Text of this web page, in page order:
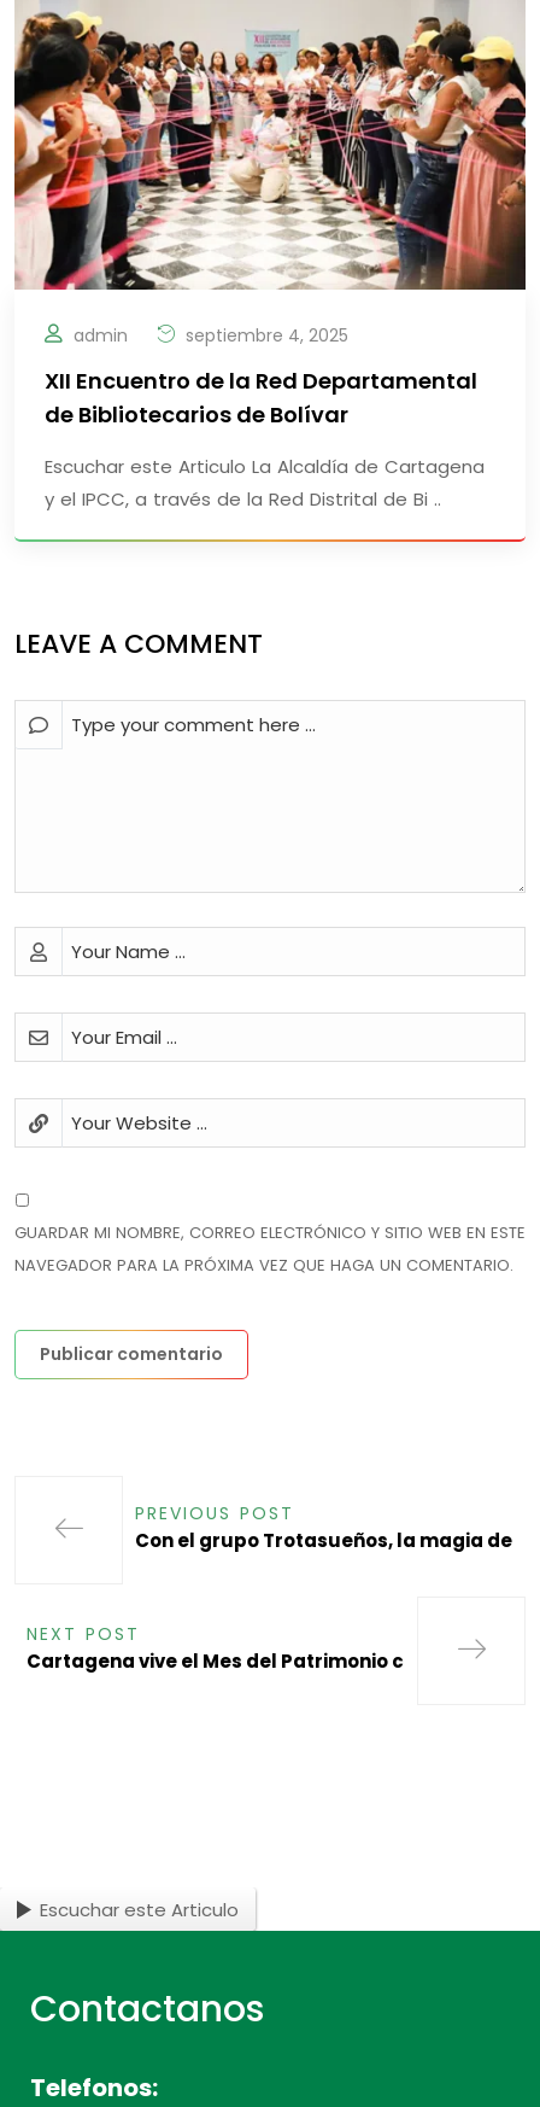
admin septiembre 4, 2025
XII Encuentro de la Red Departamental
de Bibliotecarios de Bolívar
Escuchar este Articulo La Alcaldía de Cartagena
y el IPCC, a través de la Red Distrital de Bi ..
LEAVE A COMMENT
GUARDAR MI NOMBRE, CORREO ELECTRÓNICO Y SITIO WEB EN ESTE
NAVEGADOR PARA LA PRÓXIMA VEZ QUE HAGA UN COMENTARIO.
PREVIOUS POST
Con el grupo Trotasueños, la magia de
NEXT POST
Cartagena vive el Mes del Patrimonio c
Escuchar este Articulo
Contactanos
Telefonos: